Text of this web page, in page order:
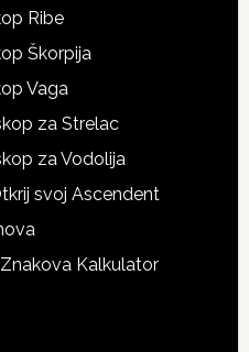
Ribe
Škorpija
Vaga
za Strelac
za Vodolija
svoj Ascendent
Kalkulator